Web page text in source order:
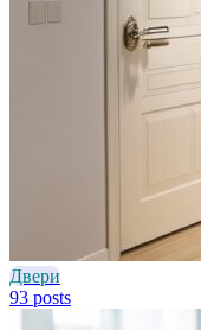
Двери
93 posts